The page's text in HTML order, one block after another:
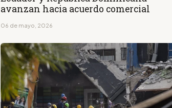
avanzan hacia acuerdo comercial
06 de mayo, 2026